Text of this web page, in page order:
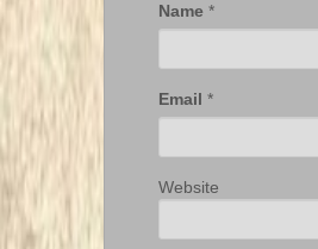
Name *
Email *
Website